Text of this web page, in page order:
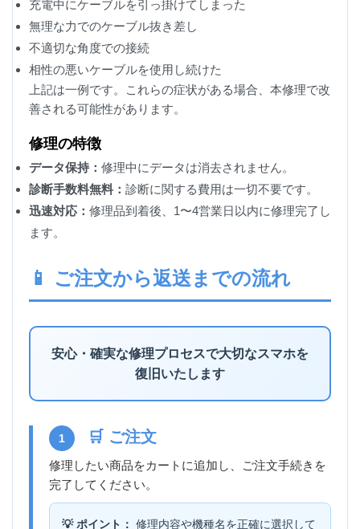
充電中にケーブルを引っ掛けてしまった
無理な力でのケーブル抜き差し
不適切な角度での接続
相性の悪いケーブルを使用し続けた
上記は一例です。これらの症状がある場合、本修理で改
善される可能性があります。
修理の特徴
データ保持： 修理中にデータは消去されません。
診断手数料無料： 診断に関する費用は一切不要です。
迅速対応： 修理品到着後、1〜4営業日以内に修理完了し
ます。
📱 ご注文から返送までの流れ
安心・確実な修理プロセスで大切なスマホを
復旧いたします
1 🛒 ご注文
修理したい商品をカートに追加し、ご注文手続きを
完了してください。
💡 ポイント： 修理内容や機種名を正確に選択して